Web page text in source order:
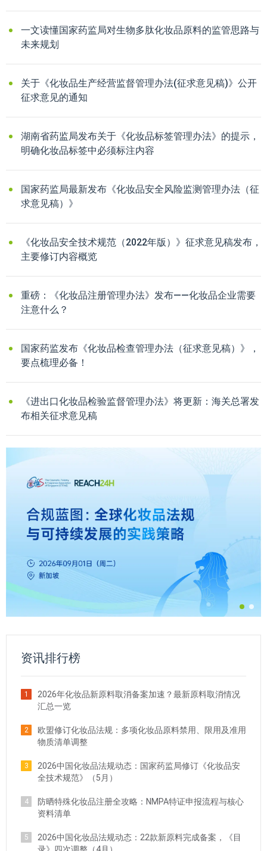
一文读懂国家药监局对生物多肽化妆品原料的监管思路与
未来规划
关于《化妆品生产经营监督管理办法(征求意见稿)》公开
征求意见的通知
湖南省药监局发布关于《化妆品标签管理办法》的提示，
明确化妆品标签中必须标注内容
国家药监局最新发布《化妆品安全风险监测管理办法（征
求意见稿）》
《化妆品安全技术规范（2022年版）》征求意见稿发布，
主要修订内容概览
重磅：《化妆品注册管理办法》发布——化妆品企业需要
注意什么？
国家药监发布《化妆品检查管理办法（征求意见稿）》，
要点梳理必备！
《进出口化妆品检验监督管理办法》将更新：海关总署发
布相关征求意见稿
资讯排行榜
1
2026年化妆品新原料取消备案加速？最新原料取消情况
汇总一览
2
欧盟修订化妆品法规：多项化妆品原料禁用、限用及准用
物质清单调整
3
2026中国化妆品法规动态：国家药监局修订《化妆品安
全技术规范》（5月）
4
防晒特殊化妆品注册全攻略：NMPA特证申报流程与核心
资料清单
5
2026中国化妆品法规动态：22款新原料完成备案，《目